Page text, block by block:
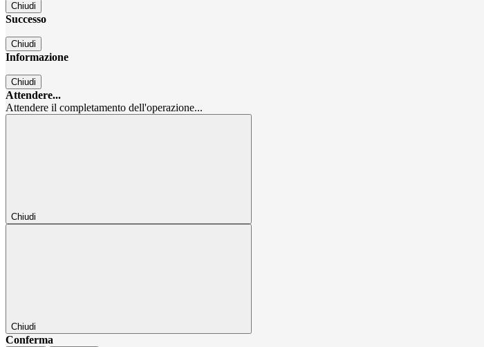
Chiudi
Successo
Chiudi
Informazione
Chiudi
Attendere...
Attendere il completamento dell'operazione...
Chiudi
Chiudi
Conferma